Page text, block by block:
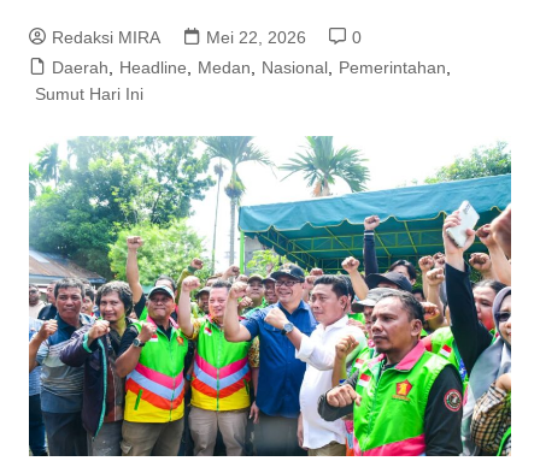
Redaksi MIRA Mei 22, 2026
0
Daerah
Headline Medan Nasional, Pemerintahan
Sumut Hari Ini